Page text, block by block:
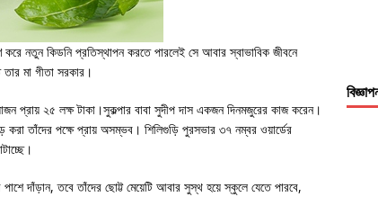
করে নতুন কিডনি প্রতিস্থাপন করতে পারলেই সে আবার স্বাভাবিক জীবনে
মা গীতা সরকার।
২৫ লক্ষ টাকা।সুকল্পার বাবা সুদীপ দাস একজন দিনমজুরের কাজ করেন।
করা তাঁদের পক্ষে প্রায় অসম্ভব। শিলিগুড়ি পুরসভার ৩৭ নম্বর ওয়ার্ডের
দাঁড়ান, তবে তাঁদের ছোট্ট মেয়েটি আবার সুস্থ হয়ে স্কুলে যেতে পারবে,